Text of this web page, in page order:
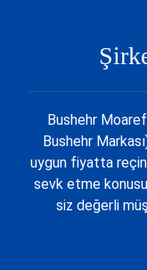
Bushehr
Bushehr
uygun fiyatta
sevk etme
siz değerli